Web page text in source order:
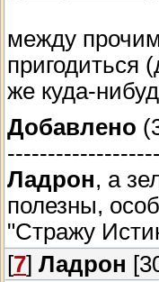
между
пригодиться
же куда-
Добавлено
Ладрон, а
полезны,
"Стражу
[7] Ладрон